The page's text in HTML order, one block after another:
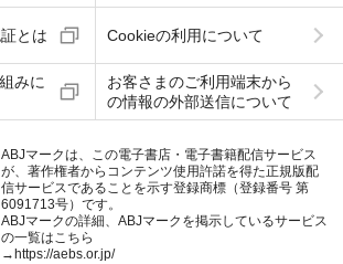
とは Cookieの利用について
みに
お客さまのご利用端末から
の情報の外部送信について
ABJマークは、この電子書店・電子書籍配信サービス
が、著作権者からコンテンツ使用許諾を得た正規版配
信サービスであることを示す登録商標（登録番号 第
6091713号）です。
ABJマークの詳細、ABJマークを掲示しているサービス
の一覧はこちら
→ https://aebs.or.jp/